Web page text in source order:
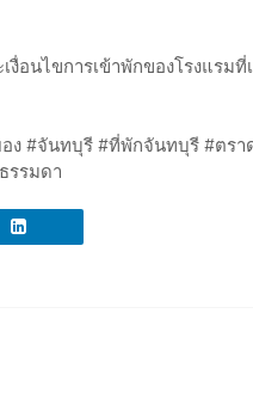
งื่อนไขการเข้าพักของโรงแรมที่
ง #จันทบุรี #ที่พักจันทบุรี #ตร
รรมดา